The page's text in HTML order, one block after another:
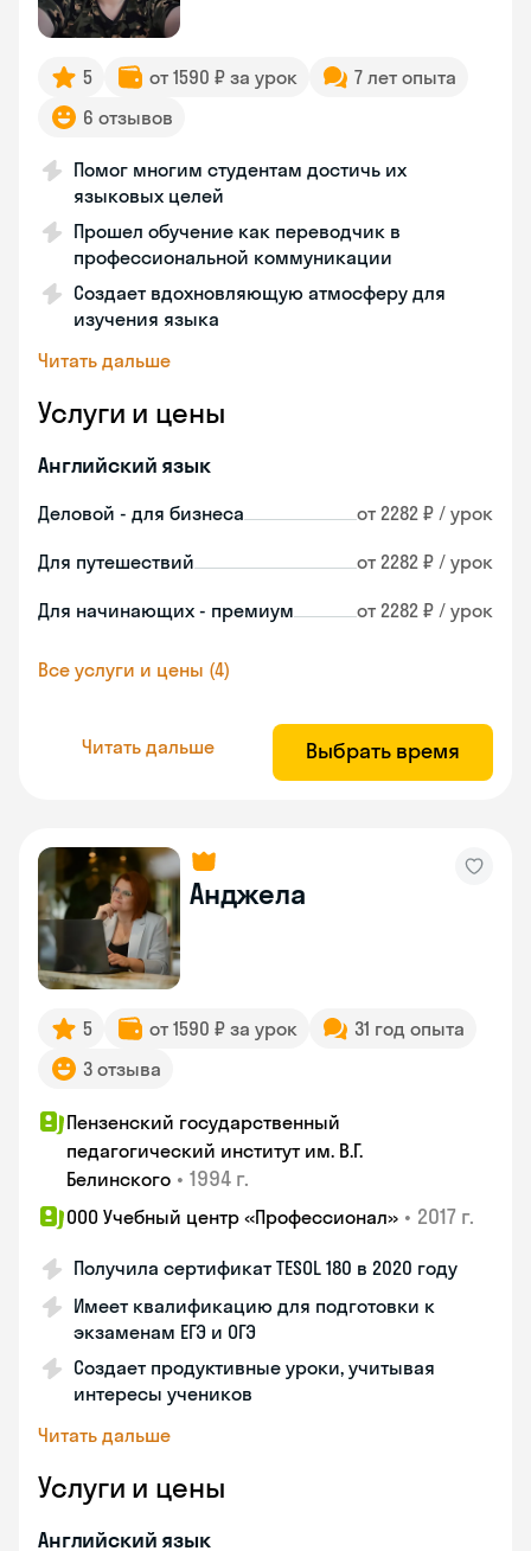
5 от 1590 ₽ за урок
7 лет опыта
6 отзывов
Помог многим студентам достичь их
языковых целей
Прошел обучение как переводчик в
профессиональной коммуникации
Создает вдохновляющую атмосферу для
изучения языка
Читать дальше
Услуги и цены
Английский язык
Деловой - для бизнеса от 2282 ₽ / урок
Для путешествий от 2282 ₽ / урок
Для начинающих - премиум от 2282 ₽ / урок
Все услуги и цены (4)
Читать дальше Выбрать время
Анджела
5 от 1590 ₽ за урок
31 год опыта
3 отзыва
Пензенский государственный
педагогический институт им. В.Г.
Белинского • 1994 г.
ООО Учебный центр «Профессионал» • 2017 г.
Получила сертификат TESOL 180 в 2020 году
Имеет квалификацию для подготовки к
экзаменам ЕГЭ и ОГЭ
Создает продуктивные уроки, учитывая
интересы учеников
Читать дальше
Услуги и цены
Английский язык